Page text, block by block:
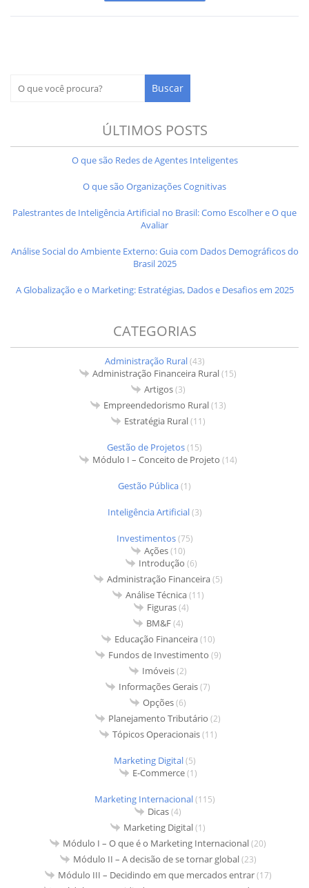
ÚLTIMOS POSTS
O que são Redes de Agentes Inteligentes
O que são Organizações Cognitivas
Palestrantes de Inteligência Artificial no Brasil: Como Escolher e O que
Avaliar
Análise Social do Ambiente Externo: Guia com Dados Demográficos do
Brasil 2025
A Globalização e o Marketing: Estratégias, Dados e Desafios em 2025
CATEGORIAS
Administração Rural(43)
Administração Financeira Rural(15)
Artigos(3)
Empreendedorismo Rural(13)
Estratégia Rural(11)
Gestão de Projetos(15)
Módulo I – Conceito de Projeto (14)
Gestão Pública(1)
Inteligência Artificial(3)
Investimentos(75)
Ações(10)
Introdução (6)
Administração Financeira(5)
Análise Técnica(11)
Figuras(4)
BM&F(4)
Educação Financeira(10)
Fundos de Investimento (9)
Imóveis(2)
Informações Gerais(7)
Opções(6)
Planejamento Tributário (2)
Tópicos Operacionais(11)
Marketing Digital(5)
E-Commerce(1)
Marketing Internacional(115)
Dicas(4)
Marketing Digital(1)
Módulo I – O que é o Marketing Internacional(20)
Módulo II – A decisão de se tornar global(23)
Módulo III – Decidindo em que mercados entrar(17)